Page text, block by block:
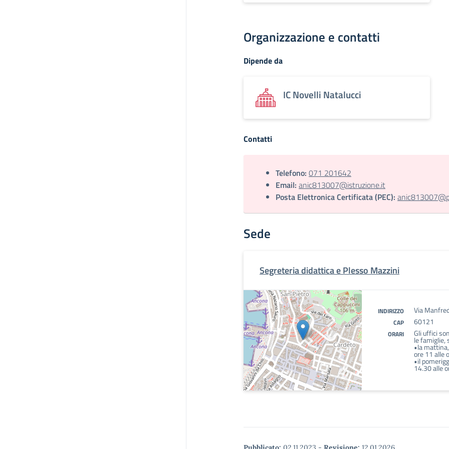
Organizzazione e contatti
Dipende da
IC Novelli Natalucci
Contatti
Telefono: 071 201642
Email: anic813007@istruzione.it
Posta Elettronica Certificata (PEC):
Sede
Segreteria didattica e Plesso Mazzini
INDIRIZZO Via
CAP 60121
ORARI Gli uffici
le famiglie,
•la
ore 11 alle
•il
14.30 alle